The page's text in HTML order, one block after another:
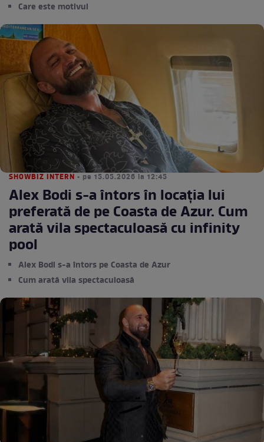
Care este motivul
SHOWBIZ INTERN • pe 15.05.2026 la 12:45
Alex Bodi s-a întors în locația lui
preferată de pe Coasta de Azur. Cum
arată vila spectaculoasă cu infinity
pool
Alex Bodi s-a întors pe Coasta de Azur
Cum arată vila spectaculoasă